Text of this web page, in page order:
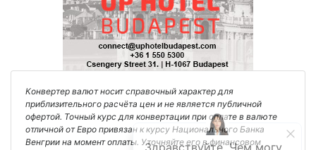
Конвертер валют носит справочный характер для
приблизительного расчёта цен и не является публичной
офертой. Точный курс для конвертации при оплате в валюте
отличной от Евро привязан к курсу Национального Банка
Венгрии на момент оплаты. Уточняйте его в финансовом